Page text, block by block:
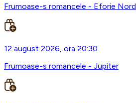
Frumoase-s romancele - Eforie Nord
12 august 2026, ora 20:30
Frumoase-s romancele - Jupiter